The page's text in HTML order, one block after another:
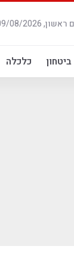
09/08/2026
ביטחון כלכלה